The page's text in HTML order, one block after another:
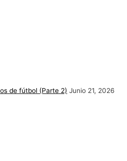
de fútbol (Parte 2) Junio 21, 2026